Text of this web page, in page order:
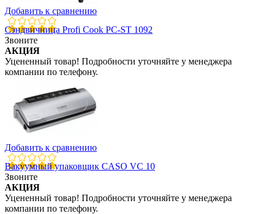
Добавить к сравнению
Сэндвичница Profi Cook PC-ST 1092
Звоните
АКЦИЯ
Уцененный товар! Подробности уточняйте у менеджера
компании по телефону.
Добавить к сравнению
Вакуумный упаковщик CASO VC 10
Звоните
АКЦИЯ
Уцененный товар! Подробности уточняйте у менеджера
компании по телефону.